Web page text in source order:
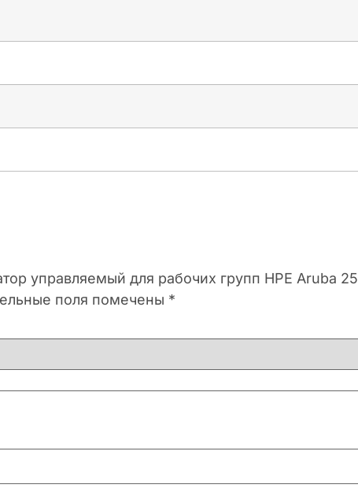
управляемый для рабочих групп HPE Aruba
поля помечены *